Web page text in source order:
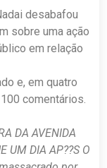
desabafou
sobre uma ação
em relação
e, em quatro
comentários.
DA AVENIDA
UM DIA AP??S O